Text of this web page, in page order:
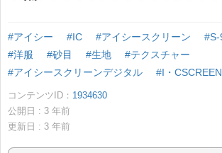
#アイシー #IC #アイシースクリーン #S-
#洋服
#砂目 #生地
#テクスチャー
#アイシースクリーンデジタル
#I・
コンテンツID： 1934630
公開日 : 3 年前
更新日 : 3 年前